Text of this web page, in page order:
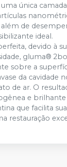
única
além de
ideal.
devido à
gluma®
sobre a
da cavidade
de ar. O
e
que facilita
restauração